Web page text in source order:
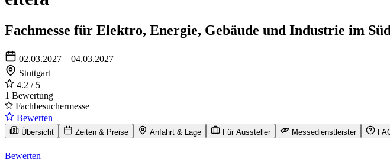
Fachmesse für Elektro, Energie, Gebäude und Industrie im
02.03.2027 – 04.03.2027
Stuttgart
4.2 / 5
1 Bewertung
Fachbesuchermesse
Bewerten
Übersicht Zeiten & Preise Anfahrt & Lage Für Aussteller Messedienstleister
Bewerten